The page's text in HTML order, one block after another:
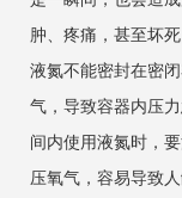
肿、疼痛，甚至坏
液氮不能密封在密
气，导致容器内压
间内使用液氮时，
压氧气，容易导致